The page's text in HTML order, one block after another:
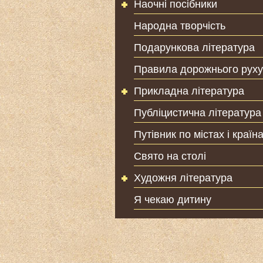
Наочні посібники
Народна творчість
Подарункова література
Правила дорожнього руху
Прикладна література
Публіцистична література
Путівник по містах і
Свято на столі
Художня література
Я чекаю дитину